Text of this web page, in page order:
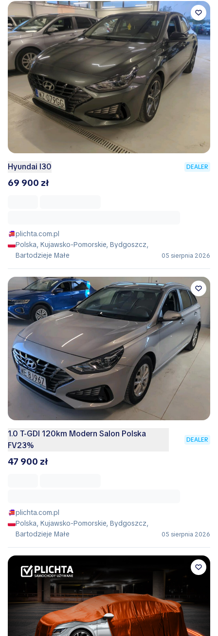
Hyundai I30 DEALER
69 900 zł
plichta.com.pl
Polska, Kujawsko-Pomorskie, Bydgoszcz,
Bartodzieje Małe
05 sierpnia 2026
1.0 T-GDI 120km Modern Salon Polska
FV23%
DEALER
47 900 zł
plichta.com.pl
Polska, Kujawsko-Pomorskie, Bydgoszcz,
Bartodzieje Małe
05 sierpnia 2026